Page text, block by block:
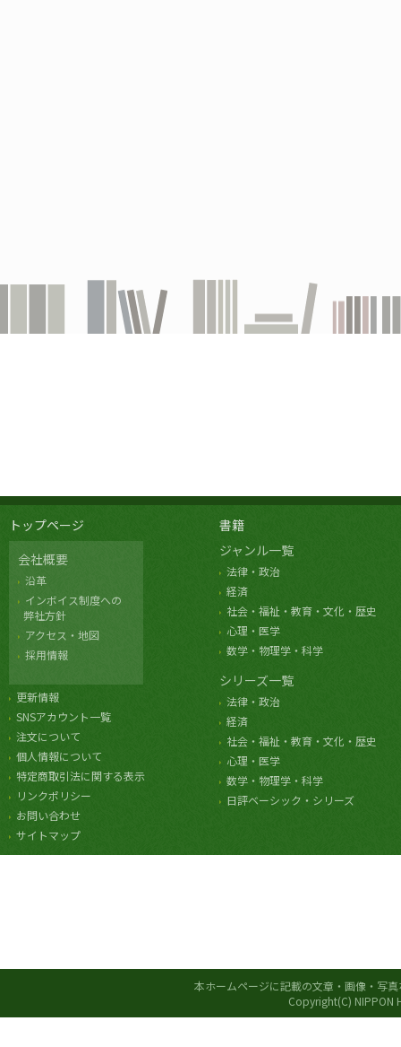
トップページ
会社概要
沿革
インボイス制度への
弊社方針
アクセス・地図
採用情報
更新情報
SNSアカウント一覧
注文について
個人情報について
特定商取引法に関する表示
リンクポリシー
お問い合わせ
サイトマップ
書籍
ジャンル一覧
法律・政治
経済
社会・福祉・教育・文化・歴史
心理・医学
数学・物理学・科学
シリーズ一覧
法律・政治
経済
社会・福祉・教育・文化・歴史
心理・医学
数学・物理学・科学
日評ベーシック・シリーズ
本ホームページに記載の文章・画像・写
Copyright(C) NIPPON